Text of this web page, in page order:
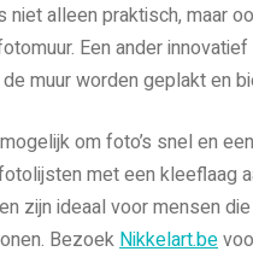
niet alleen praktisch, maar
Een ander
muur worden geplakt en
om foto’s snel en
met een kleeflaag
zijn ideaal voor mensen
BezoekNikkelart.be